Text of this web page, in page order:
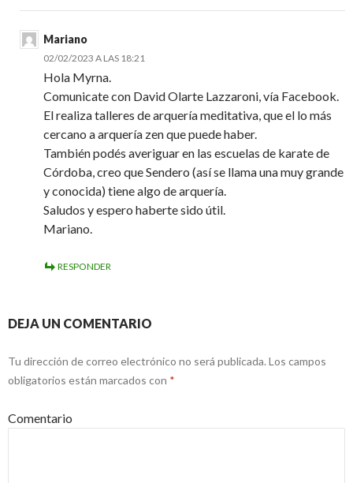
Mariano
02/02/2023 A LAS 18:21
Hola Myrna.
Comunicate con David Olarte Lazzaroni, vía Facebook.
El realiza talleres de arquería meditativa, que el lo más
cercano a arquería zen que puede haber.
También podés averiguar en las escuelas de karate de
Córdoba, creo que Sendero (así se llama una muy grande
y conocida) tiene algo de arquería.
Saludos y espero haberte sido útil.
Mariano.
RESPONDER
DEJA UN COMENTARIO
Tu dirección de correo electrónico no será publicada. Los campos
obligatorios están marcados con *
Comentario